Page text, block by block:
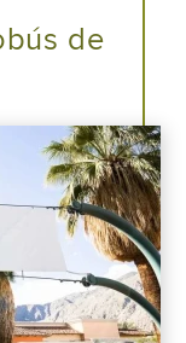
de